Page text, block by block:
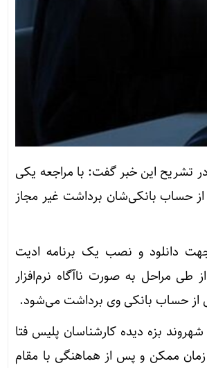
تشریح این خبر گفت: با مراجعه یکی
حساب بانکی‌شان برداشت غیر مجاز
دانلود و نصب یک برنامه ادیت
مراحل به صورت ناآگاه نرم‌افزار
بزه دیده کارشناسان پلیس فتا
زمان ممکن و پس از هماهنگی با مقام